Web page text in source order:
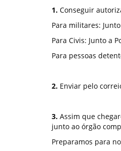
1. Conseguir
Para militares:
Para Civis: Junto a
Para pessoas
2. Enviar pelo
3. Assim que
junto ao órgão
Preparamos para